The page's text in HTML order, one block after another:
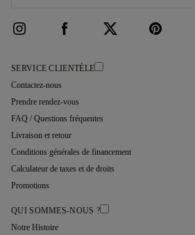
SERVICE CLIENTÈLE
Contactez-nous
Prendre rendez-vous
FAQ / Questions fréquentes
Livraison et retour
Conditions générales de financement
Calculateur de taxes et de droits
Promotions
QUI SOMMES-NOUS ?
Notre Histoire